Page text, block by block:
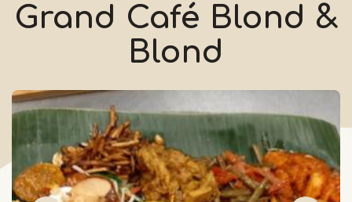
Grand Café Blond &
Blond